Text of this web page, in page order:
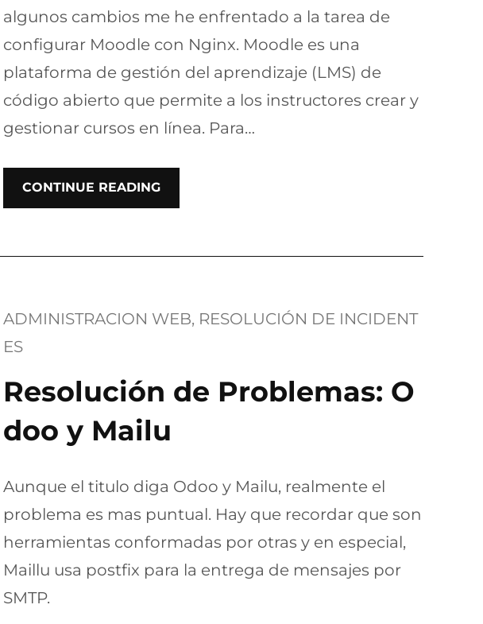
algunos cambios me he enfrentado a la tarea de
configurar Moodle con Nginx. Moodle es una
plataforma de gestión del aprendizaje (LMS) de
código abierto que permite a los instructores crear y
gestionar cursos en línea. Para…
CONTINUE READING
ADMINISTRACION WEB, RESOLUCIÓN DE INCIDENT
ES
Resolución de Problemas: O
doo y Mailu
Aunque el titulo diga Odoo y Mailu, realmente el
problema es mas puntual. Hay que recordar que son
herramientas conformadas por otras y en especial,
Maillu usa postfix para la entrega de mensajes por
SMTP.